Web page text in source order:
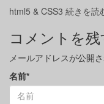
html5 & CSS3 続きを読
コメントを残
メールアドレスが公開
名前*